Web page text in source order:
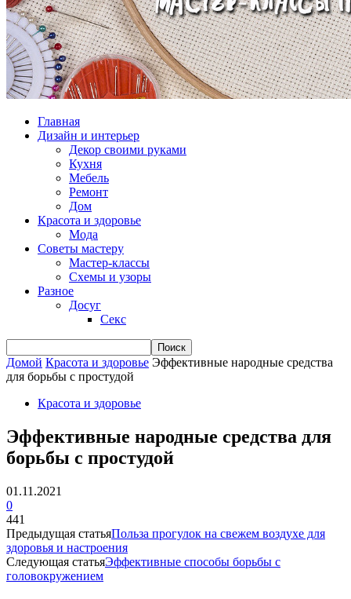
Главная
Дизайн и интерьер
Декор своими руками
Кухня
Мебель
Ремонт
Дом
Красота и здоровье
Мода
Советы мастеру
Мастер-классы
Схемы и узоры
Разное
Досуг
Секс
Домой Красота и здоровье Эффективные народные средства
для борьбы с простудой
Красота и здоровье
Эффективные народные средства для
борьбы с простудой
01.11.2021
0
441
Предыдущая статьяПольза прогулок на свежем воздухе для
здоровья и настроения
Следующая статьяЭффективные способы борьбы с
головокружением